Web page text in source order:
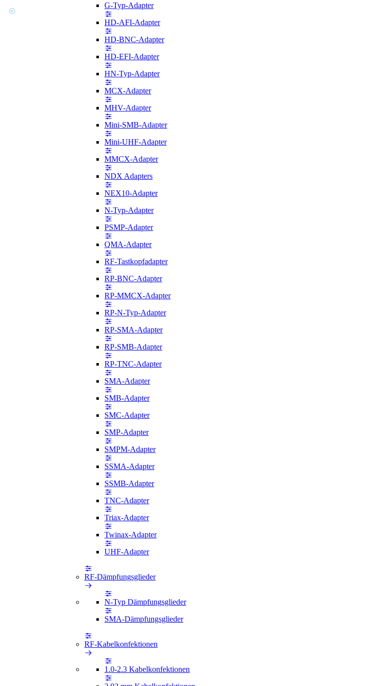
G-Typ-Adapter
HD-AFI-Adapter
HD-BNC-Adapter
HD-EFI-Adapter
HN-Typ-Adapter
MCX-Adapter
MHV-Adapter
Mini-SMB-Adapter
Mini-UHF-Adapter
MMCX-Adapter
NDX Adapters
NEX10-Adapter
N-Typ-Adapter
PSMP-Adapter
QMA-Adapter
RF-Tastkopfadapter
RP-BNC-Adapter
RP-MMCX-Adapter
RP-N-Typ-Adapter
RP-SMA-Adapter
RP-SMB-Adapter
RP-TNC-Adapter
SMA-Adapter
SMB-Adapter
SMC-Adapter
SMP-Adapter
SMPM-Adapter
SSMA-Adapter
SSMB-Adapter
TNC-Adapter
Triax-Adapter
Twinax-Adapter
UHF-Adapter
RF-Dämpfungsglieder
N-Typ Dämpfungsglieder
SMA-Dämpfungsglieder
RF-Kabelkonfektionen
1.0-2.3 Kabelkonfektionen